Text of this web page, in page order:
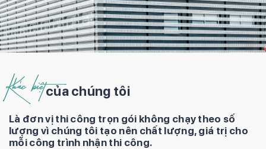
Khác biệtcủa chúng tôi
Là đơn vị thi công trọn gói không chạy theo số
lượng vì chúng tôi tạo nên chất lượng, giá trị cho
mỗi công trình nhận thi công.